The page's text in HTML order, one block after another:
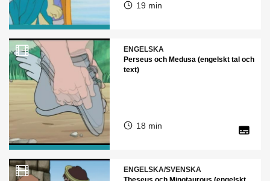
19 min
ENGELSKA
Perseus och Medusa (engelskt tal och
text)
18 min
ENGELSKA/SVENSKA